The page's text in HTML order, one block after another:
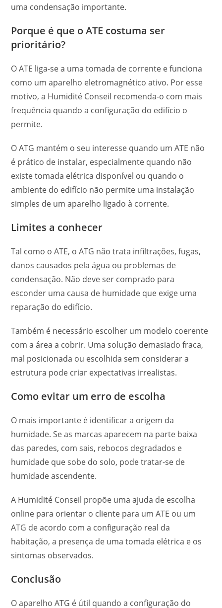
uma condensação importante.
Porque é que o ATE costuma ser
prioritário?
O ATE liga-se a uma tomada de corrente e funciona
como um aparelho eletromagnético ativo. Por esse
motivo, a Humidité Conseil recomenda-o com mais
frequência quando a configuração do edifício o
permite.
O ATG mantém o seu interesse quando um ATE não
é prático de instalar, especialmente quando não
existe tomada elétrica disponível ou quando o
ambiente do edifício não permite uma instalação
simples de um aparelho ligado à corrente.
Limites a conhecer
Tal como o ATE, o ATG não trata infiltrações, fugas,
danos causados pela água ou problemas de
condensação. Não deve ser comprado para
esconder uma causa de humidade que exige uma
reparação do edifício.
Também é necessário escolher um modelo coerente
com a área a cobrir. Uma solução demasiado fraca,
mal posicionada ou escolhida sem considerar a
estrutura pode criar expectativas irrealistas.
Como evitar um erro de escolha
O mais importante é identificar a origem da
humidade. Se as marcas aparecem na parte baixa
das paredes, com sais, rebocos degradados e
humidade que sobe do solo, pode tratar-se de
humidade ascendente.
A Humidité Conseil propõe uma ajuda de escolha
online para orientar o cliente para um ATE ou um
ATG de acordo com a configuração real da
habitação, a presença de uma tomada elétrica e os
sintomas observados.
Conclusão
O aparelho ATG é útil quando a configuração do